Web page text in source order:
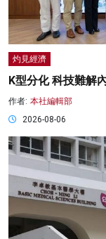
灼見經濟
K型分化 科技難解
作者: 本社編輯部
2026-08-06